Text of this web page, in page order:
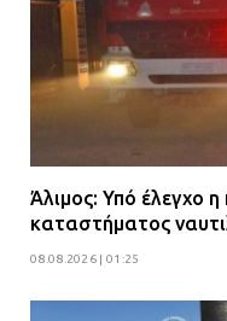
Άλιμος: Υπό έλεγχο
καταστήματος
08.08.2026 | 01:25